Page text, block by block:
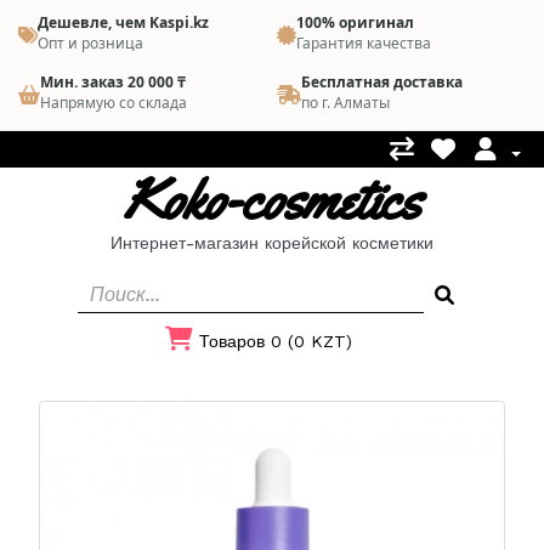
Дешевле, чем Kaspi.kz
Опт и розница
100% оригинал
Гарантия качества
Мин. заказ 20 000 ₸
Напрямую со склада
Бесплатная доставка
по г. Алматы
Koko-cosmetics
Интернет-магазин корейской косметики
Товаров 0 (0 KZT)